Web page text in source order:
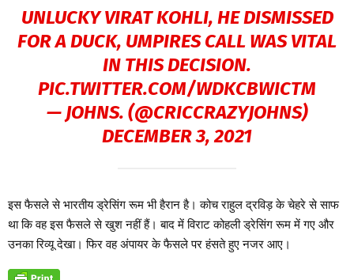
UNLUCKY VIRAT KOHLI, HE DISMISSED
FOR A DUCK, UMPIRES CALL WAS VITAL
IN THIS DECISION.
PIC.TWITTER.COM/WDKCBWICTM
— JOHNS. (@CRICCRAZYJOHNS)
DECEMBER 3, 2021
इस फैसले से भारतीय ड्रेसिंग रूम भी हैरान है। कोच राहुल द्रविड़ के चेहरे से साफ
था कि वह इस फैसले से खुश नहीं हैं। बाद में विराट कोहली ड्रेसिंग रूम में गए और
उनका रिव्यू देखा। फिर वह अंपायर के फैसले पर हंसते हुए नजर आए।